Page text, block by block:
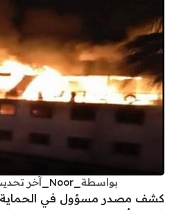
بواسطة _Noor_ آخر
كشف مصدر مسؤول في الحماية